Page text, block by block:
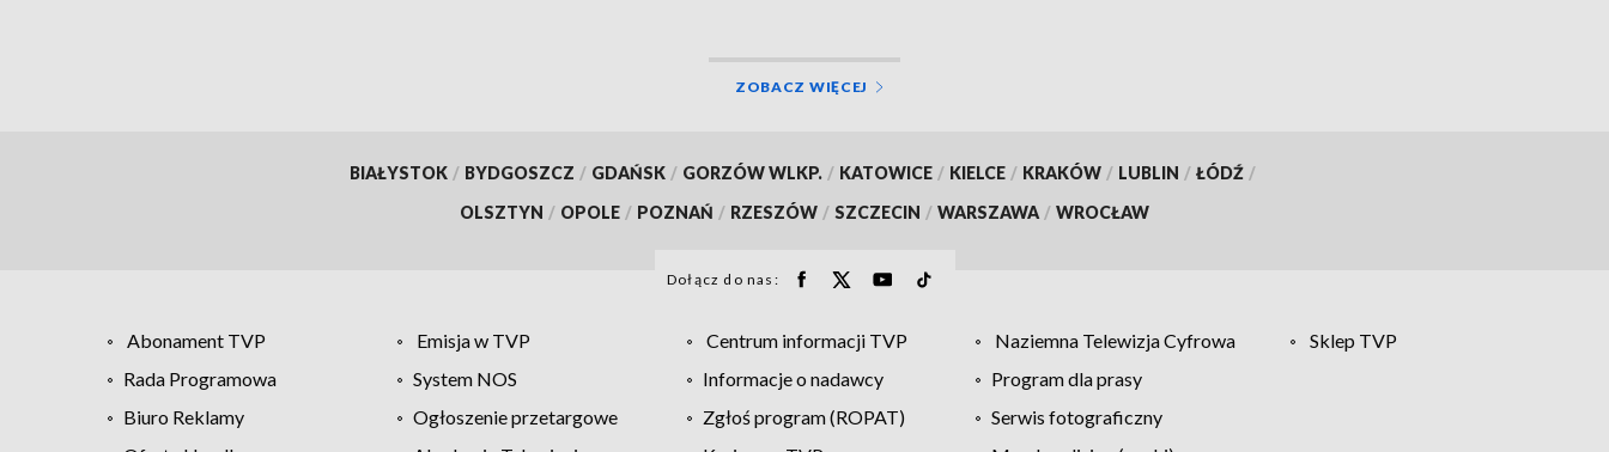
ZOBACZ WIĘCEJ
BIAŁYSTOK / BYDGOSZCZ / GDAŃSK / GORZÓW WLKP. / KATOWICE / KIELCE / KRAKÓW / LUBLIN / ŁÓDŹ /
OLSZTYN / OPOLE / POZNAŃ / RZESZÓW / SZCZECIN / WARSZAWA / WROCŁAW
Dołącz do nas:
Abonament TVP Emisja w TVP Centrum informacji TVP Naziemna Telewizja Cyfrowa
Sklep TVP
Rada Programowa
System NOS Informacje o nadawcy
Program dla prasy
Biuro Reklamy
Ogłoszenie przetargowe Zgłoś program (ROPAT)
Serwis fotograficzny